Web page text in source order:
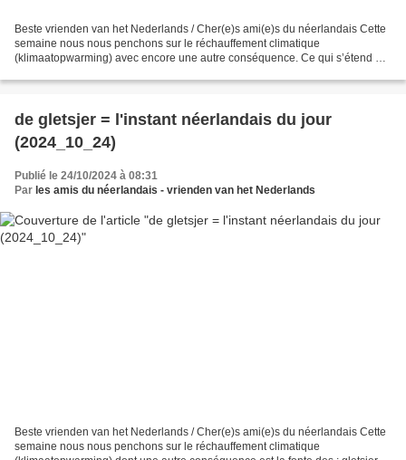
Beste vrienden van het Nederlands / Cher(e)s ami(e)s du néerlandais Cette
semaine nous nous penchons sur le réchauffement climatique
(klimaatopwarming) avec encore une autre conséquence. Ce qui s’étend de
de gletsjer = l'instant néerlandais du jour
(2024_10_24)
Publié le 24/10/2024 à 08:31
Par les amis du néerlandais - vrienden van het Nederlands
Beste vrienden van het Nederlands / Cher(e)s ami(e)s du néerlandais Cette
semaine nous nous penchons sur le réchauffement climatique